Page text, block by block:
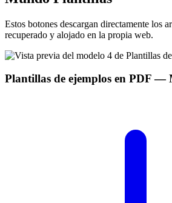
Estos botones descargan directamente los
recuperado y alojado en la propia web.
Plantillas de ejemplos en PDF—